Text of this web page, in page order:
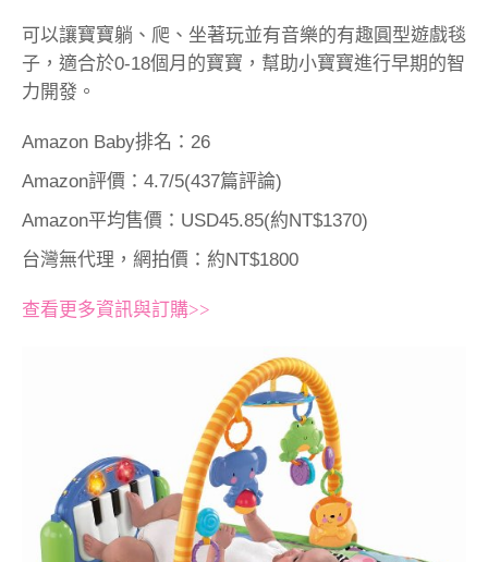
可以讓寶寶躺、爬、坐著玩並有音樂的有趣圓型遊戲毯
子，適合於0-18個月的寶寶，幫助小寶寶進行早期的智
力開發。
Amazon Baby排名：26
Amazon評價：4.7/5(437篇評論)
Amazon平均售價：USD45.85(約NT$1370)
台灣無代理，網拍價：約NT$1800
查看更多資訊與訂購>>